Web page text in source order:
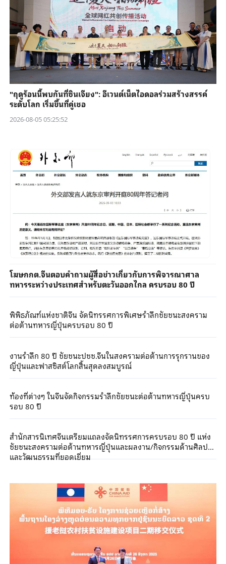
"ฤดูร้อนนี้พบกันที่ซินเจียง": อีเวนต์เน็ตไอดอลร่วมสร้างสรรค์
ระดับโลก เริ่มขึ้นที่คู่เชอ
2026-08-05 05:25:52
โฆษกกต.จีนตอบคำถามผู้สื่อข่าวเกี่ยวกับการพิจารณาศาล
ทหารระหว่างประเทศสำหรับตะวันออกไกล ครบรอบ 80 ปี
พิพิธภัณฑ์แห่งชาติจีน จัดนิทรรศการพิเศษรำลึกชัยชนะสงคราม
ต่อต้านทหารญี่ปุ่นครบรอบ 80 ปี
งานรำลึก 80 ปี ชัยชนะปชช.จีนในสงครามต่อต้านการรุกรานของ
ญี่ปุ่นและฟาสซิสต์โลกสิ้นสุดลงสมบูรณ์
ท้องที่ต่างๆ ในจีนจัดกิจกรรมรำลึกชัยชนะต่อต้านทหารญี่ปุ่นครบ
รอบ 80 ปี
สำนักสารนิเทศจีนเตรียมแถลงจัดนิทรรศการครบรอบ 80 ปี แห่ง
ชัยชนะสงครามต่อต้านทหารญี่ปุ่นและผลงาน/กิจกรรมด้านศิลปะ
และวัฒนธรรมที่ยอดเยี่ยม